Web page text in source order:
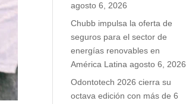
agosto 6, 2026
Chubb impulsa la oferta de
seguros para el sector de
energías renovables en
América Latina agosto 6, 2026
Odontotech 2026 cierra su
octava edición con más de 6